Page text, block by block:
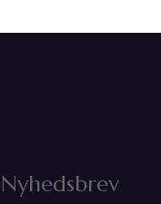
Nyhedsbrev